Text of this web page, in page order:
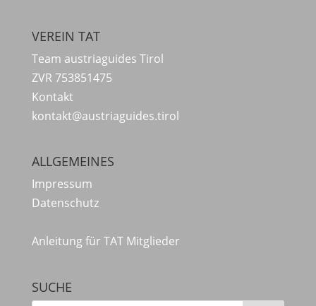
VEREIN TAT
Team austriaguides Tirol
ZVR 753851475
Kontakt
kontakt@austriaguides.tirol
ALLGEMEINES
Impressum
Datenschutz
Anleitung für TAT Mitglieder
SUCHE